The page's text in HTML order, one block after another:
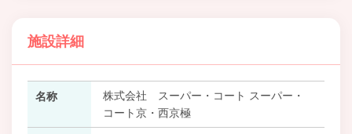
施設詳細
名称
株式会社 スーパー・コート スーパー・
コート京・西京極